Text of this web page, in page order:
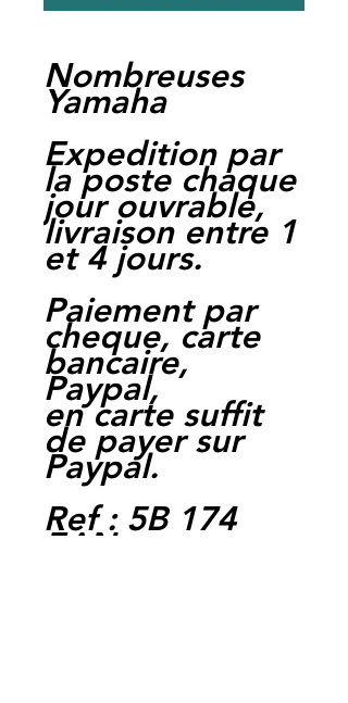
Nombreuses
Yamaha
Expedition par
la poste chaque
jour ouvrable,
livraison entre 1
et 4 jours.
Paiement par
cheque, carte
bancaire,
Paypal,
en carte suffit
de payer sur
Paypal.
Ref : 5B 174
EAN :